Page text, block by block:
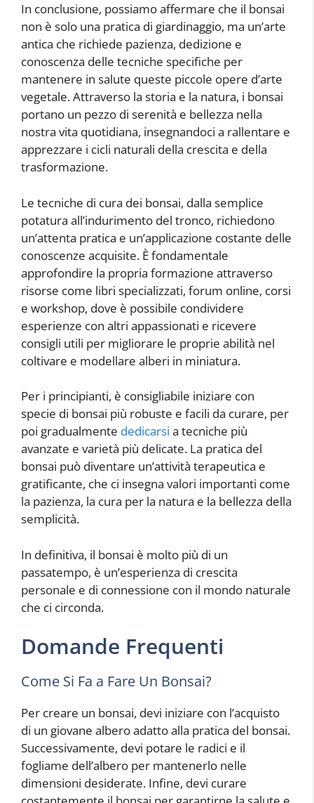
In conclusione, possiamo affermare che il bonsai
non è solo una pratica di giardinaggio, ma un’arte
antica che richiede pazienza, dedizione e
conoscenza delle tecniche specifiche per
mantenere in salute queste piccole opere d’arte
vegetale. Attraverso la storia e la natura, i bonsai
portano un pezzo di serenità e bellezza nella
nostra vita quotidiana, insegnandoci a rallentare e
apprezzare i cicli naturali della crescita e della
trasformazione.
Le tecniche di cura dei bonsai, dalla semplice
potatura all’indurimento del tronco, richiedono
un’attenta pratica e un’applicazione costante delle
conoscenze acquisite. È fondamentale
approfondire la propria formazione attraverso
risorse come libri specializzati, forum online, corsi
e workshop, dove è possibile condividere
esperienze con altri appassionati e ricevere
consigli utili per migliorare le proprie abilità nel
coltivare e modellare alberi in miniatura.
Per i principianti, è consigliabile iniziare con
specie di bonsai più robuste e facili da curare, per
poi gradualmente dedicarsi a tecniche più
avanzate e varietà più delicate. La pratica del
bonsai può diventare un’attività terapeutica e
gratificante, che ci insegna valori importanti come
la pazienza, la cura per la natura e la bellezza della
semplicità.
In definitiva, il bonsai è molto più di un
passatempo, è un’esperienza di crescita
personale e di connessione con il mondo naturale
che ci circonda.
Domande Frequenti
Come Si Fa a Fare Un Bonsai?
Per creare un bonsai, devi iniziare con l’acquisto
di un giovane albero adatto alla pratica del bonsai.
Successivamente, devi potare le radici e il
fogliame dell’albero per mantenerlo nelle
dimensioni desiderate. Infine, devi curare